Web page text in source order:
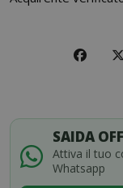
SAIDA
Attiva il tuo
Whatsapp